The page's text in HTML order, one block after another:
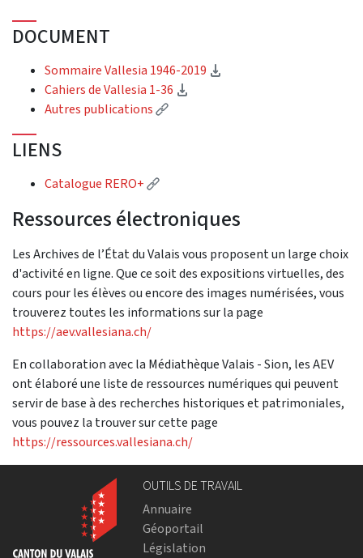
DOCUMENT
Sommaire Vallesia 1946-2019
Cahiers de Vallesia 1-36
Autres publications
(External link)
LIENS
Catalogue RERO+ (External link)
Ressources électroniques
Les Archives de l’État du Valais vous proposent un large choix
d'activité en ligne. Que ce soit des expositions virtuelles, des
cours pour les élèves ou encore des images numérisées, vous
trouverez toutes les informations sur la page
https://aev.vallesiana.ch/
En collaboration avec la Médiathèque Valais - Sion, les AEV
ont élaboré une liste de ressources numériques qui peuvent
servir de base à des recherches historiques et patrimoniales,
vous pouvez la trouver sur cette page
https://ressources.vallesiana.ch/
OUTILS DE TRAVAIL
Annuaire
Géoportail
Législation